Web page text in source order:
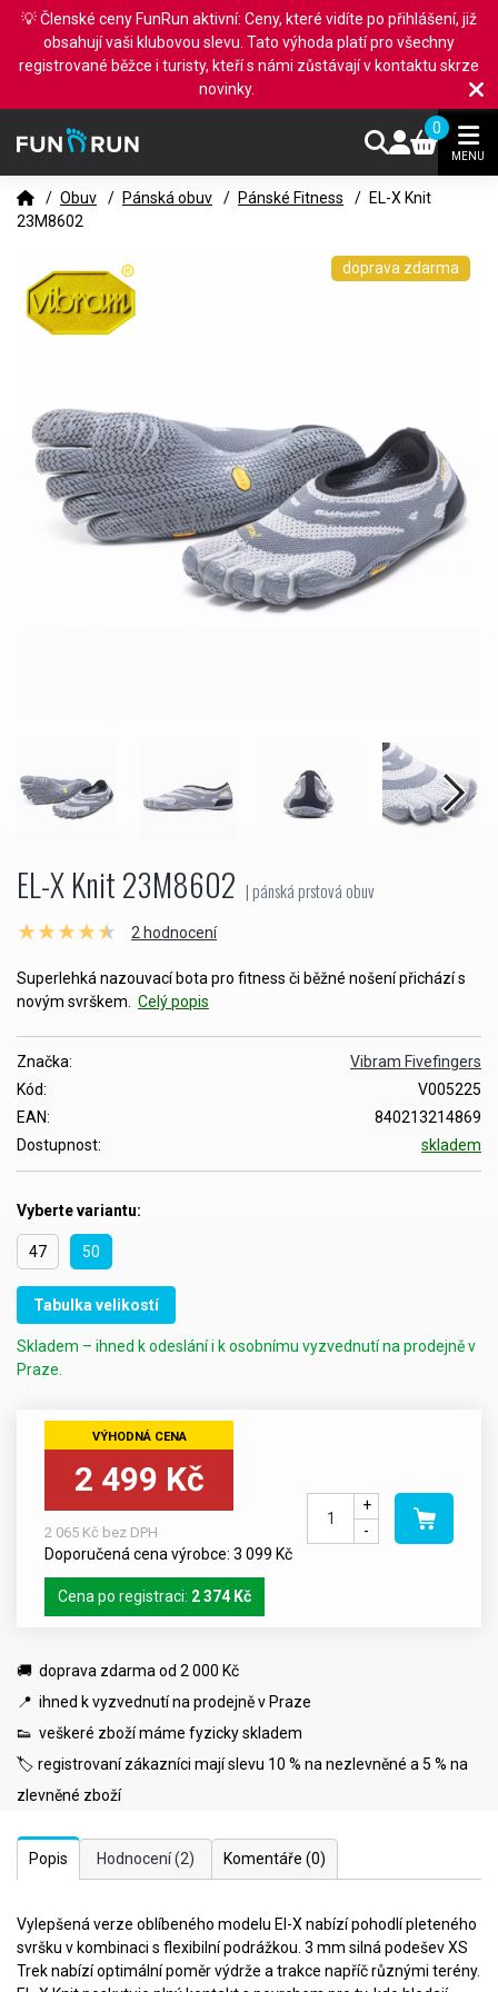
0
MENU
/ Obuv / Pánská obuv / Pánské Fitness / EL-X Knit
23M8602
doprava zdarma
EL-X Knit 23M8602 | pánská prstová obuv
2 hodnocení
Superlehká nazouvací bota pro fitness či běžné nošení přichází s
novým svrškem.
Celý popis
Vibram Fivefingers
Značka:
V005225
Kód:
840213214869
EAN:
skladem
Dostupnost:
Vyberte variantu:
47 50
Tabulka velikostí
Skladem – ihned k odeslání i k osobnímu vyzvednutí na prodejně v
Praze.
2 499 Kč
2 065 Kč bez DPH
Doporučená cena výrobce: 3 099 Kč
Cena po registraci: 2 374 Kč
+
-
🚚 doprava zdarma od 2 000 Kč
📍 ihned k vyzvednutí na prodejně v Praze
👟 veškeré zboží máme fyzicky skladem
🏷️ registrovaní zákazníci mají slevu 10 % na nezlevněné a 5 % na
zlevněné zboží
Popis Hodnocení(2) Komentáře (0)
Vylepšená verze oblíbeného modelu El-X nabízí pohodlí pleteného
svršku v kombinaci s flexibilní podrážkou. 3 mm silná podešev XS
Trek nabízí optimální poměr výdrže a trakce napříč různými terény.
💡 Členské ceny FunRun aktivní: Ceny, které vidíte po přihlášení, již
obsahují vaši klubovou slevu. Tato výhoda platí pro všechny
registrované běžce i turisty, kteří s námi zůstávají v kontaktu skrze
novinky.